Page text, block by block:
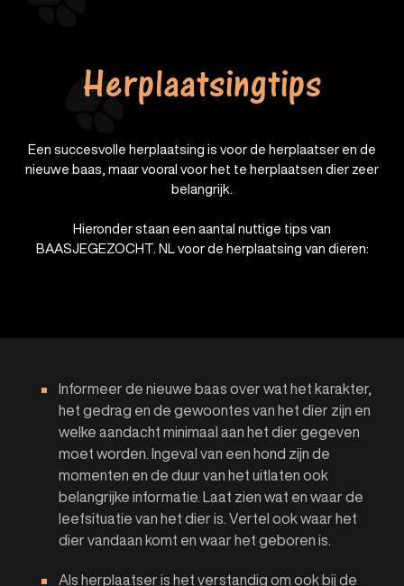
Herplaatsingtips
Een succesvolle herplaatsing is voor de herplaatser en de
nieuwe baas, maar vooral voor het te herplaatsen dier zeer
belangrijk.
Hieronder staan een aantal nuttige tips van
BAASJEGEZOCHT. NL voor de herplaatsing van dieren:
Informeer de nieuwe baas over wat het karakter,
het gedrag en de gewoontes van het dier zijn en
welke aandacht minimaal aan het dier gegeven
moet worden. Ingeval van een hond zijn de
momenten en de duur van het uitlaten ook
belangrijke informatie. Laat zien wat en waar de
leefsituatie van het dier is. Vertel ook waar het
dier vandaan komt en waar het geboren is.
Als herplaatser is het verstandig om ook bij de